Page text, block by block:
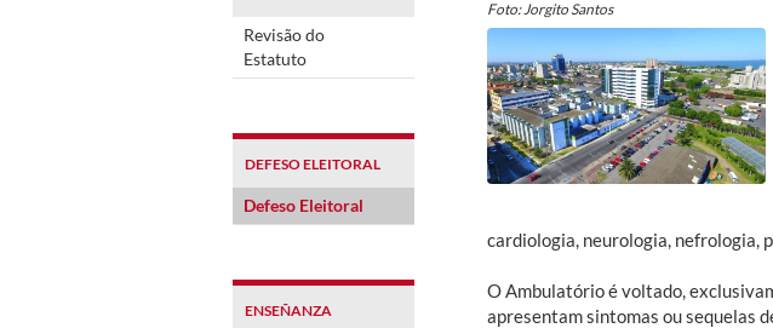
Revisão do
Estatuto
DEFESO ELEITORAL
Defeso Eleitoral
ENSEÑANZA
Foto: Jorgito Santos
cardiologia, neurologia, nefrologia,
O Ambulatório é voltado,
apresentam sintomas ou sequelas